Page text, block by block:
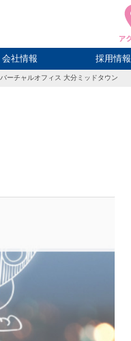
会社情報
会社概要
アクセス
採用情報
バーチャルオフィス 大分ミッドタウン